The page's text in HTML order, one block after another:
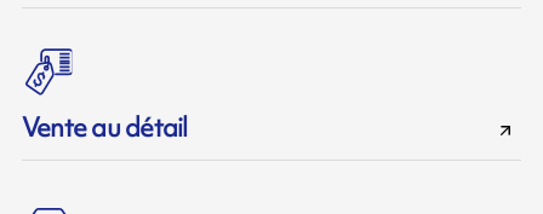
Vente au détail